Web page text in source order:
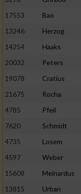
17553
Bao
13246
Herzog
14254
Haaks
20032
Peters
19078
Cratius
21675
Rocha
4785
Pfeil
7620
Schmidt
4735
Losem
4597
Weber
15608
Meinardus
13815
Urban